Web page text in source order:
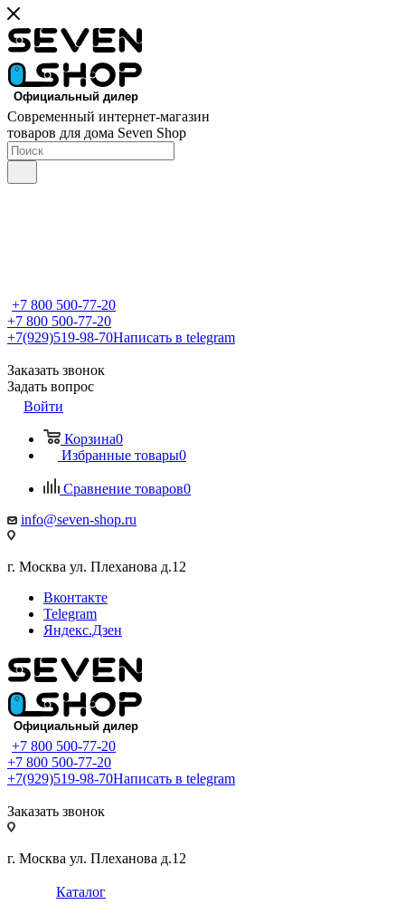
Современный интернет-магазин
товаров для дома Seven Shop
+7 800 500-77-20
+7 800 500-77-20
+7(929)519-98-70Написать в telegram
Заказать звонок
Задать вопрос
Войти
Корзина0
Избранные товары0
Сравнение товаров0
info@seven-shop.ru
г. Москва ул. Плеханова д.12
Вконтакте
Telegram
Яндекс.Дзен
+7 800 500-77-20
+7 800 500-77-20
+7(929)519-98-70Написать в telegram
Заказать звонок
г. Москва ул. Плеханова д.12
Каталог